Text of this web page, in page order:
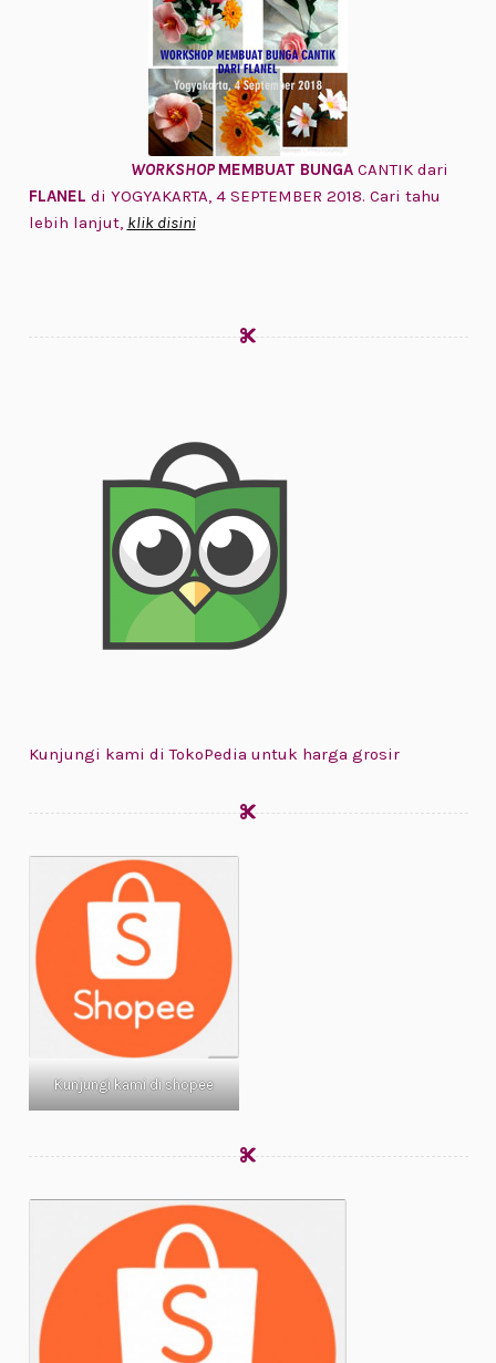
WORKSHOP MEMBUAT BUNGACANTIK dari
FLANEL di YOGYAKARTA, 4 SEPTEMBER 2018. Cari tahu
lebih lanjut, klik disini
Kunjungi kami di TokoPedia untuk harga grosir
Kunjungi kami di shopee